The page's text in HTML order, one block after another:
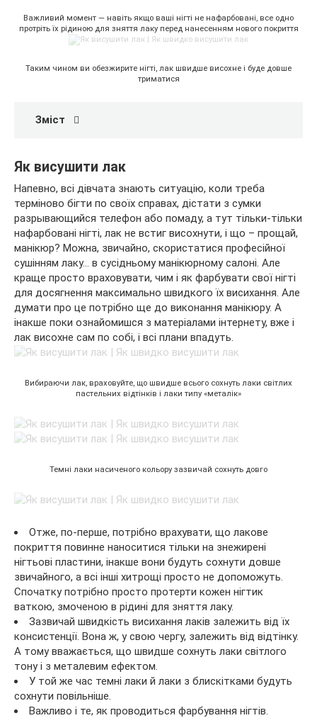
Важливий момент — навіть якщо ваші нігті не нафарбовані, все одно
протріть їх рідиною для зняття лаку перед нанесенням нового покриття
Таким чином ви обезжирите нігті, лак швидше висохне і буде довше
триматися
Зміст
Як висушити лак
Напевно, всі дівчата знають ситуацію, коли треба
терміново бігти по своїх справах, дістати з сумки
разрывающийся телефон або помаду, а тут тільки-тільки
нафарбовані нігті, лак не встиг висохнути, і що – прощай,
манікюр? Можна, звичайно, скористатися професійної
сушінням лаку… в сусідньому манікюрному салоні. Але
краще просто враховувати, чим і як фарбувати свої нігті
для досягнення максимально швидкого їх висихання. Але
думати про це потрібно ще до виконання манікюру. А
інакше поки ознайомишся з матеріалами інтернету, вже і
лак висохне сам по собі, і всі плани впадуть.
Вибираючи лак, враховуйте, що швидше всього сохнуть лаки світлих
пастельних відтінків і лаки типу «металік»
Темні лаки насиченого кольору зазвичай сохнуть довго
Отже, по-перше, потрібно врахувати, що лакове
покриття повинне наноситися тільки на знежирені
нігтьові пластини, інакше вони будуть сохнути довше
звичайного, а всі інші хитрощі просто не допоможуть.
Спочатку потрібно просто протерти кожен нігтик
ваткою, змоченою в рідині для зняття лаку.
Зазвичай швидкість висихання лаків залежить від їх
консистенції. Вона ж, у свою чергу, залежить від відтінку.
А тому вважається, що швидше сохнуть лаки світлого
тону і з металевим ефектом.
У той же час темні лаки й лаки з блискітками будуть
сохнути повільніше.
Важливо і те, як проводиться фарбування нігтів.